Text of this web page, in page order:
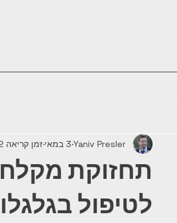
תחזוקת
לטיפול
Yaniv Presler 3 במאי זמן קריאה 2 דקות